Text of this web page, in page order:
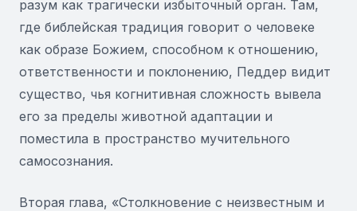
разум как трагически избыточный орган. Там,
где библейская традиция говорит о человеке
как образе Божием, способном к отношению,
ответственности и поклонению, Педдер видит
существо, чья когнитивная сложность вывела
его за пределы животной адаптации и
поместила в пространство мучительного
самосознания.
Вторая глава, «Столкновение с неизвестным и